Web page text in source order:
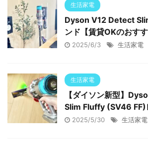
生活家電
Dyson V12 Detect
ンド【賃貸OKのおすす
2025/6/3 生活家電
生活家電
【ダイソン新型】
Slim Fluffy (SV46 FF)
2025/5/30 生活家電